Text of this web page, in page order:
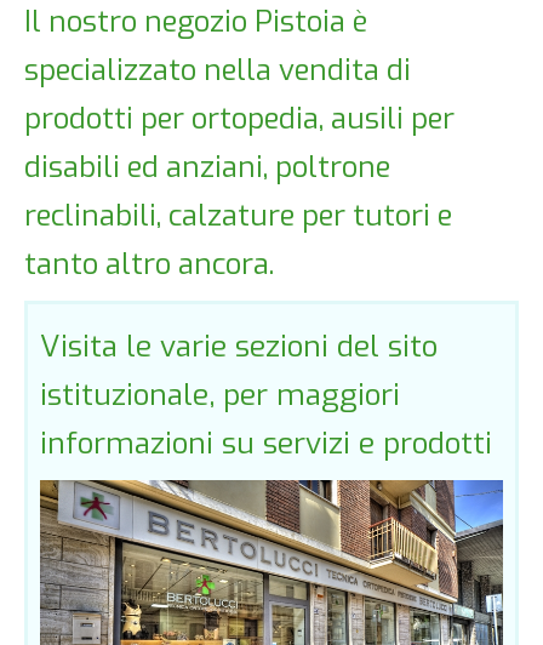
Il nostro negozio Pistoia è
specializzato nella vendita di
prodotti per ortopedia, ausili per
disabili ed anziani, poltrone
reclinabili, calzature per tutori e
tanto altro ancora.
Visita le varie sezioni del sito
istituzionale, per maggiori
informazioni su servizi e prodotti